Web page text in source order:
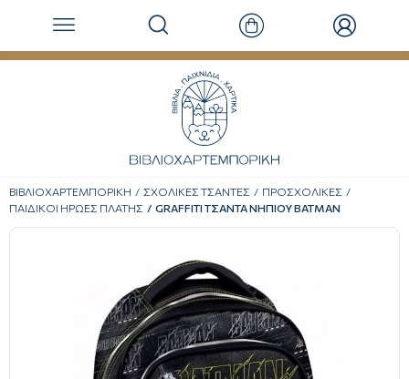
ΒΙΒΛΙΟΧΑΡΤΕΜΠΟΡΙΚΗ ΣΧΟΛΙΚΕΣ ΤΣΑΝΤΕΣ
ΠΡΟΣΧΟΛΙΚΕΣ
ΠΑΙΔΙΚΟΙ ΗΡΩΕΣ ΠΛΑΤΗΣ
GRAFFITI ΤΣΑΝΤΑ ΝΗΠΙΟΥ BATMAN